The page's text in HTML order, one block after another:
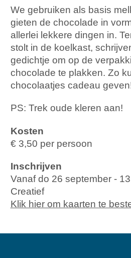
We gebruiken als basis
gieten de chocolade in
allerlei lekkere dingen in.
stolt in de koelkast,
gedichtje om op de
chocolade te plakken. Zo
chocolaatjes cadeau
PS: Trek oude kleren aan!
Kosten
€ 3,50 per persoon
Inschrijven
Vanaf do 26 september -
Creatief
Klik hier om kaarten te